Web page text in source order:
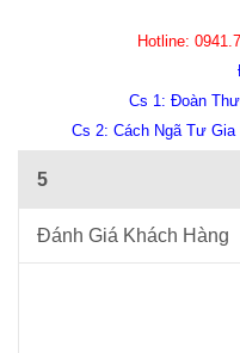
Hotline:
Cs 1: Đoàn
Cs 2: Cách Ngã Tư
5
Đánh Giá Khách Hàng